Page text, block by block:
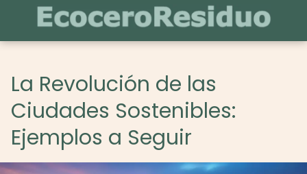
La Revolución de las
Ciudades Sostenibles:
Ejemplos a Seguir